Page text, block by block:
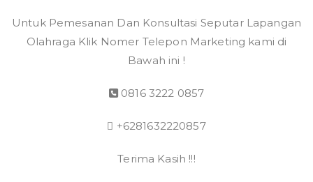
Untuk Pemesanan Dan Konsultasi Seputar Lapangan
Olahraga Klik Nomer Telepon Marketing kami di
Bawah ini !
0816 3222 0857
+6281632220857
Terima Kasih !!!